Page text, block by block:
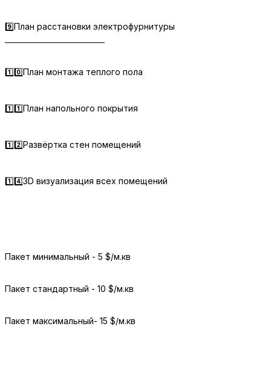
9️⃣План расстановки электрофурнитуры
1️⃣0️⃣План монтажа теплого пола
1️⃣1️⃣План напольного покрытия
1️⃣2️⃣Развёртка стен помещений
1️⃣4️⃣3D визуализация всех помещений
Пакет минимальный - 5 $/м.кв
Пакет стандартный - 10 $/м.кв
Пакет максимальный- 15 $/м.кв